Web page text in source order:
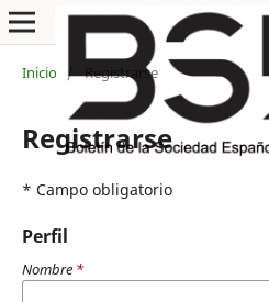
Inicio / Registrarse
Registrarse
* Campo obligatorio
Perfil
Nombre *